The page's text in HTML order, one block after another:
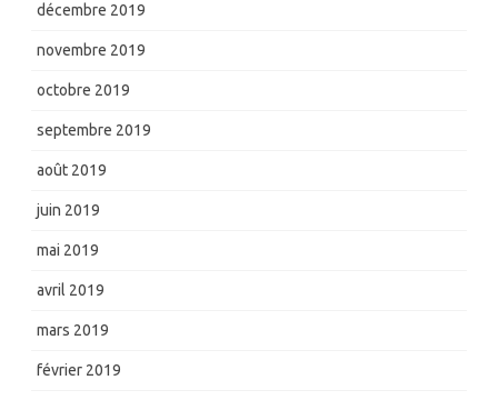
décembre 2019
novembre 2019
octobre 2019
septembre 2019
août 2019
juin 2019
mai 2019
avril 2019
mars 2019
février 2019